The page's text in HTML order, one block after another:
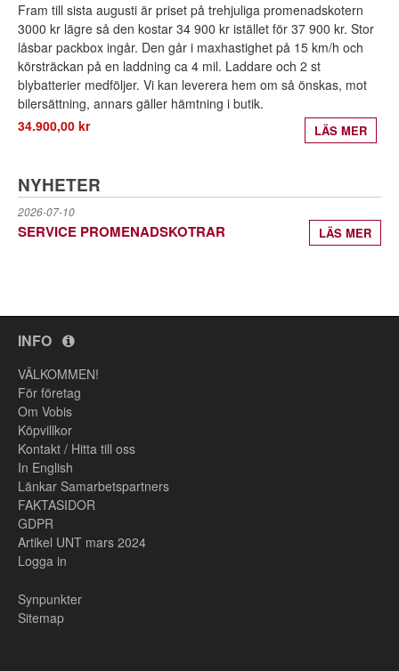
Fram till sista augusti är priset på trehjuliga promenadskotern
3000 kr lägre så den kostar 34 900 kr istället för 37 900 kr. Stor
låsbar packbox ingår. Den går i maxhastighet på 15 km/h och
körsträckan på en laddning ca 4 mil. Laddare och 2 st
blybatterier medföljer. Vi kan leverera hem om så önskas, mot
bilersättning, annars gäller hämtning i butik.
34.900,00 kr
LÄS MER
NYHETER
2026-07-10
SERVICE PROMENADSKOTRAR LÄS MER
INFO
VÄLKOMMEN!
För företag
Om Vobis
Köpvillkor
Kontakt / Hitta till oss
In English
Länkar Samarbetspartners
FAKTASIDOR
GDPR
Artikel UNT mars 2024
Logga in
Synpunkter
Sitemap